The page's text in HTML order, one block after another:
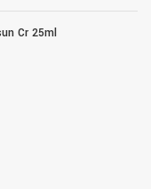
Cr 25ml